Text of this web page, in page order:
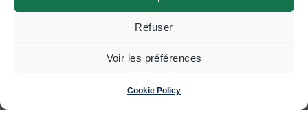
Refuser
Voir les préférences
Cookie Policy
© Swisscoding SA